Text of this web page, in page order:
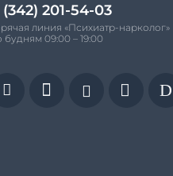
201-54-03
линия «Психиатр-нарколог»
будням 09:00 – 19:00
    D